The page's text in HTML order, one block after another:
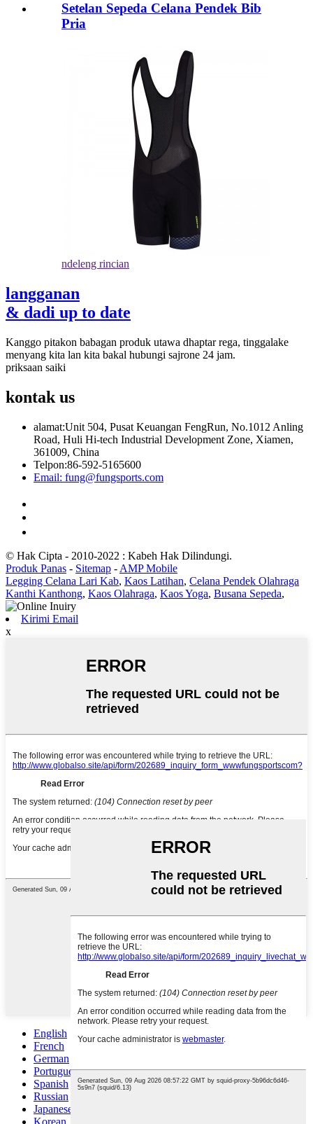
Setelan Sepeda Celana Pendek Bib
Pria
ndeleng rincian
langganan
& dadi up to date
Kanggo pitakon babagan produk utawa dhaptar rega, tinggalake
menyang kita lan kita bakal hubungi sajrone 24 jam.
priksaan saiki
kontak us
alamat:Unit 504, Pusat Keuangan FengRun, No.1012 Anling
Road, Huli Hi-tech Industrial Development Zone, Xiamen,
361009, China
Telpon:86-592-5165600
Email: fung@fungsports.com
© Hak Cipta - 2010-2022 : Kabeh Hak Dilindungi.
Produk Panas - Sitemap - AMP Mobile
Legging Celana Lari Kab, Kaos Latihan, Celana Pendek Olahraga
Kanthi Kanthong, Kaos Olahraga, Kaos Yoga, Busana Sepeda,
Kirimi Email
x
English
French
German
Portuguese
Spanish
Russian
Japanese
Korean